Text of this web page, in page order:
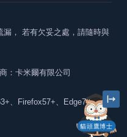
貓頭鷹博士
漏， 若有欠妥之處，請隨時與
：卡米爾有限公司
、Firefox57+、Edge79+及